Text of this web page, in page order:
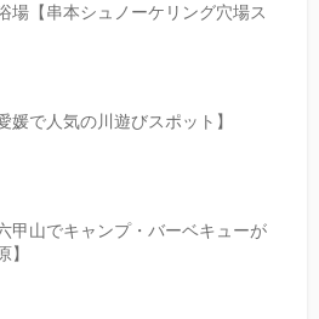
場【串本シュノーケリング穴場ス
媛で人気の川遊びスポット】
甲山でキャンプ・バーベキューが